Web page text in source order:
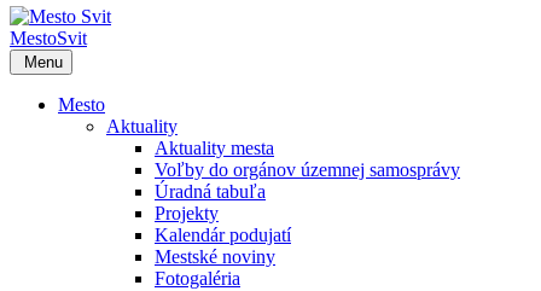
MestoSvit
Menu
Mesto
Aktuality
Aktuality mesta
Voľby do orgánov územnej samosprávy
Úradná tabuľa
Projekty
Kalendár podujatí
Mestské noviny
Fotogaléria